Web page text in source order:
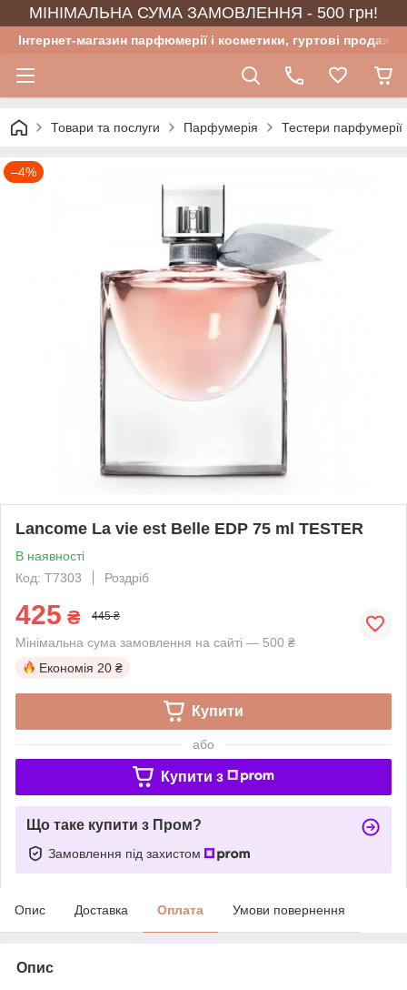
МІНІМАЛЬНА СУМА ЗАМОВЛЕННЯ - 500 грн!
Інтернет-магазин парфюмерії і косметики, гуртові продажі
Товари та послуги Парфумерія Тестери парфумерії
–4%
Lancome La vie est Belle EDP 75 ml TESTER
В наявності
Код: T7303
Роздріб
425 ₴ 445 ₴
Мінімальна сума замовлення на сайті — 500 ₴
Економія 20 ₴
Купити
або
Купити з
Що таке купити з Пром?
Замовлення під захистом
Опис Доставка Оплата Умови повернення
Опис